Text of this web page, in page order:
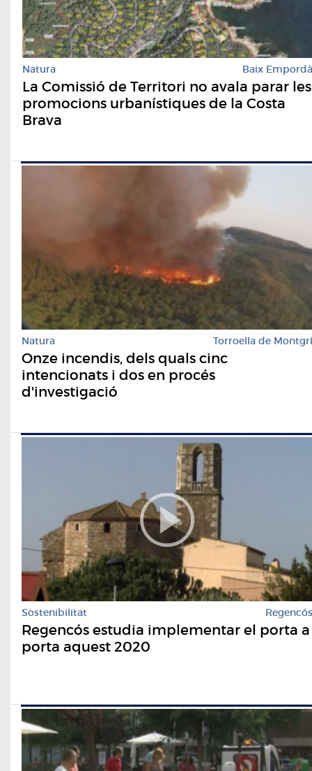
Natura Baix Empordà
La Comissió de Territori no avala parar les
promocions urbanístiques de la Costa
Brava
Natura Torroella de Montgrí
Onze incendis, dels quals cinc
intencionats i dos en procés
d'investigació
Sostenibilitat Regencós
Regencós estudia implementar el porta a
porta aquest 2020